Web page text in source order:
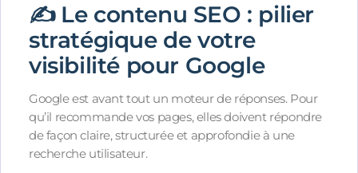
✍️ Le contenu SEO : pilier
stratégique de votre
visibilité pour Google
Google est avant tout un moteur de réponses. Pour
qu’il recommande vos pages, elles doivent répondre
de façon claire, structurée et approfondie à une
recherche utilisateur.